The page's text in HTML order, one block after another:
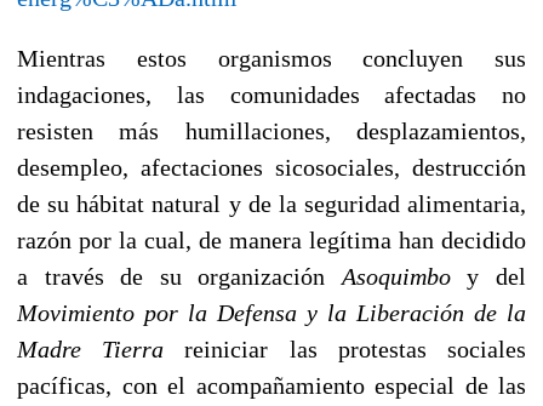
Mientras estos organismos concluyen sus
indagaciones, las comunidades afectadas no
resisten más humillaciones, desplazamientos,
desempleo, afectaciones sicosociales, destrucción
de su hábitat natural y de la seguridad alimentaria,
razón por la cual, de manera legítima han decidido
a través de su organización Asoquimboy del
Movimiento por la Defensa y la Liberación de la
Madre Tierra reiniciar las protestas sociales
pacíficas, con el acompañamiento especial de las